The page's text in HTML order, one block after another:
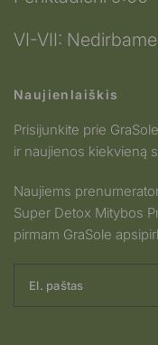
VI-VII: Nedirbame
Naujienlaiškis
Prisijunkite prie
ir naujienos kiekvieną
Naujiems
Super Detox Mitybos
pirmam GraSole
El. paštas